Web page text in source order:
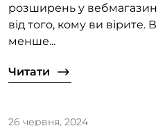
розширень у
від того, кому ви вірите.
менше...
Читати
26 червня, 2024